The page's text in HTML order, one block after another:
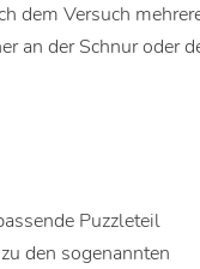
dem Versuch
an der Schnur oder
Puzzleteil
den sogenannten